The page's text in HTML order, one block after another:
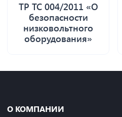
ТР ТС 004/2011 «О
безопасности
низковольтного
оборудования»
О КОМПАНИИ